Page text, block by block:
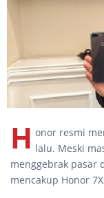
H onor resmi
lalu. Meski
menggebrak pasar
mencakup Honor